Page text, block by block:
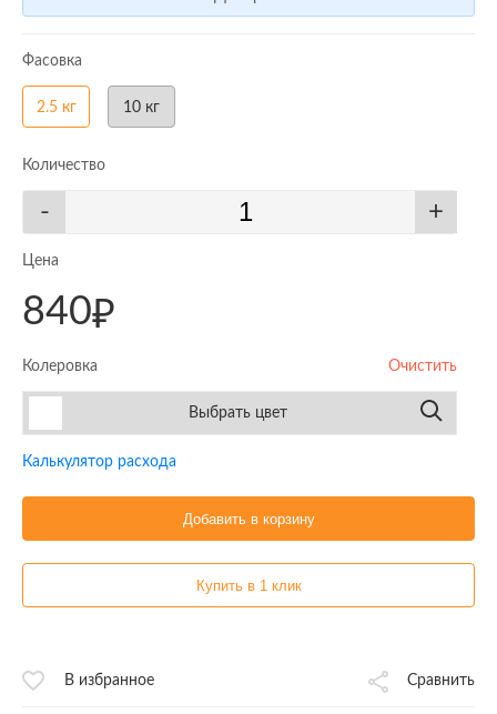
Фасовка
2.5 кг 10 кг
Количество
- +
Цена
840₽
Колеровка Очистить
Выбрать цвет
Калькулятор расхода
Добавить в корзину
Купить в 1 клик
В избранное Сравнить